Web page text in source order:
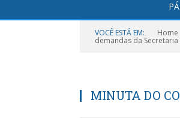
VOCÊ ESTÁ EM: Home
demandas da
MINUTA DO